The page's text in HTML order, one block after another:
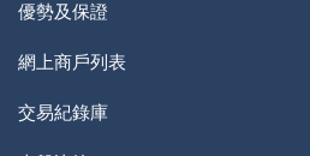
優勢及保證
網上商戶列表
交易紀錄庫